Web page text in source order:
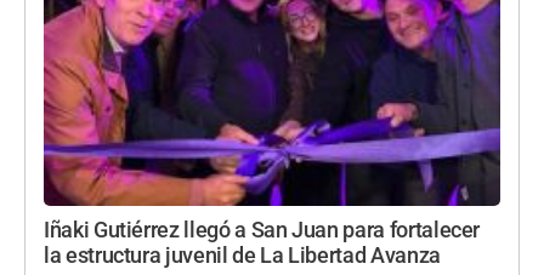
Iñaki Gutiérrez llegó a San Juan para fortalecer
la estructura juvenil de La Libertad Avanza